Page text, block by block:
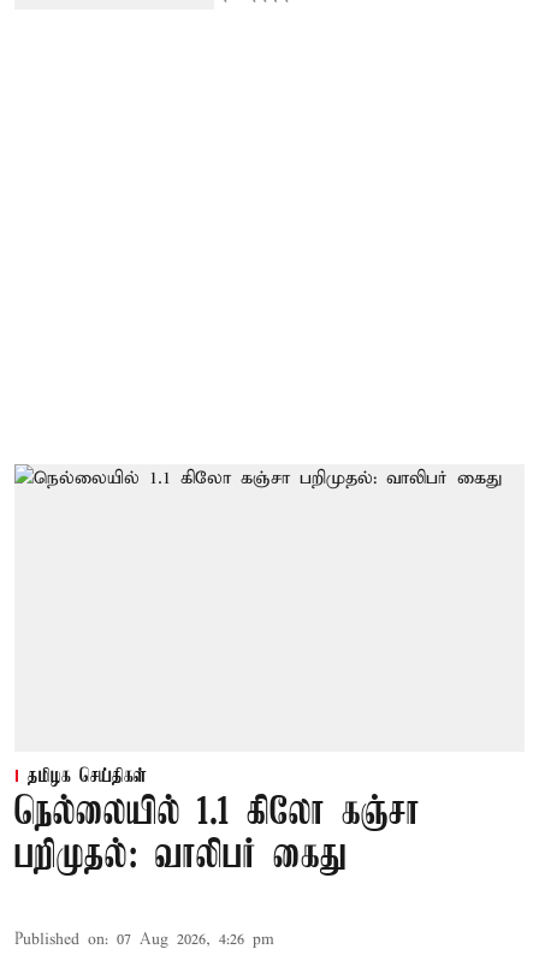
தமிழக செய்திகள்
நெல்லையில் 1.1 கிலோ கஞ்சா
பறிமுதல்: வாலிபர் கைது
Published on: 07 Aug 2026, 4:26 pm